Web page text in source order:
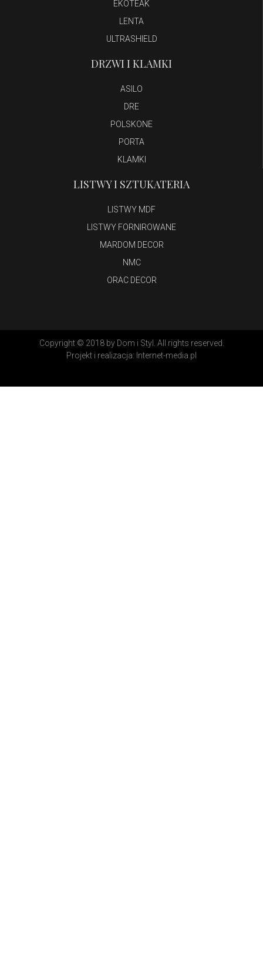
EKOTEAK
LENTA
ULTRASHIELD
DRZWI I KLAMKI
ASILO
DRE
POLSKONE
PORTA
KLAMKI
LISTWY I SZTUKATERIA
LISTWY MDF
LISTWY FORNIROWANE
MARDOM DECOR
NMC
ORAC DECOR
Copyright © 2018 by Dom i Styl. All rights reserved.
Projekt i realizacja: Internet-media.pl